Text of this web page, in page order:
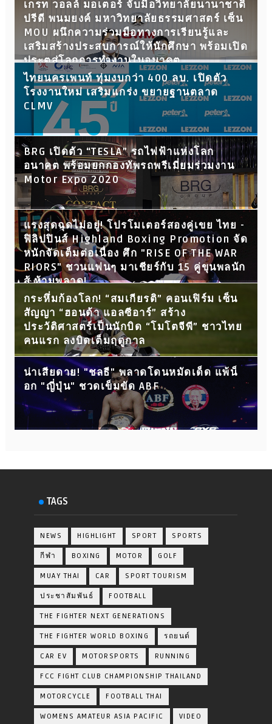
เกรท วอลล์ มอเตอร์ จับมือวิทยาลัยนานาชาติ
ปรีดี พนมยงค์ มหาวิทยาลัยธรรมศาสตร์ เซ็น
MOU ผนึกความร่วมมือทางการเรียนรู้และ
เสริมสร้างประสบการณ์ให้นักศึกษา พร้อมเปิด
ประตูสู่โลกการทำงานในอนาคต
ไทยนครเพนท์ ทุ่มงบกว่า 400 ลบ. เปิดตัว
โรงงานใหม่ เสริมแกร่ง ขยายฐานตลาด
CLMV
BRG เปิดตัว “TESLA” รถไฟฟ้าแห่งโลก
อนาคต พร้อมยกกองทัพรถพรีเมี่ยมร่วมงาน
Motor Expo 2020
แรงสุดฉุดไม่อยู่! โปรโมเตอร์สองคู่เขย ไทย -
ฟิลิปปินส์ Highland Boxing Promotion จัด
หนักจัดเต็มต่อเนื่อง ศึก "RISE OF THE WAR
RIORS" ชวนแฟนๆ มาเชียร์กับ 15 คู่ขุนพลนัก
สู้ ห้ามพลาด!
กระหึ่มก้องโลก! “สมเกียรติ” คอนเฟิร์ม เซ็น
สัญญา “ฮอนด้า แอลซีอาร์” สร้าง
ประวัติศาสตร์เป็นนักบิด “โมโตจีพี” ชาวไทย
คนแรก ลงบิดเต็มฤดูกาล
น่าเสียดาย! "ชลธี" พลาดโดนหมัดเด็ด แพ้น็
อก "ญี่ปุ่น" ชวดเข็มขัด ABF
TAGS
NEWS HIGHLIGHT SPORT SPORTS
กีฬา BOXING MOTOR GOLF
MUAY THAI CAR SPORT TOURISM
ประชาสัมพันธ์ FOOTBALL
THE FIGHTER NEXT GENERATIONS
THE FIGHTER WORLD BOXING รถยนต์
CAR EV MOTORSPORTS RUNNING
FCC FIGHT CLUB CHAMPIONSHIP THAILAND
MOTORCYCLE FOOTBALL THAI
WOMENS AMATEUR ASIA PACIFIC VIDEO